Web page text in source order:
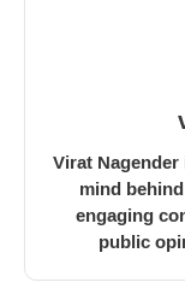
Virat
mind
engaging
public